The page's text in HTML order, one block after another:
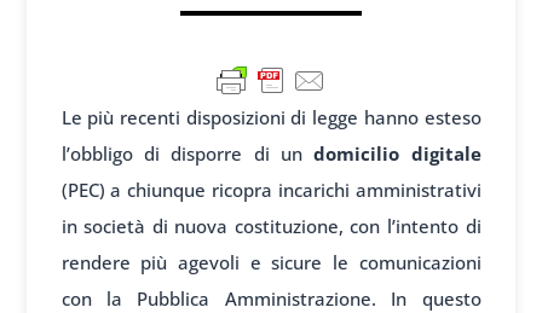
Le più recenti disposizioni di legge hanno esteso
l’obbligo di disporre di undomicilio digitale
(PEC) a chiunque ricopra incarichi amministrativi
in società di nuova costituzione, con l’intento di
rendere più agevoli e sicure le comunicazioni
con la Pubblica Amministrazione. In questo